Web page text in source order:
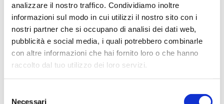
analizzare il nostro traffico. Condividiamo inoltre
informazioni sul modo in cui utilizzi il nostro sito con i
nostri partner che si occupano di analisi dei dati web,
pubblicità e social media, i quali potrebbero combinarle
con altre informazioni che hai fornito loro o che hanno
raccolto dal tuo utilizzo dei loro servizi.
Necessari
Дополнительные принадлежности
Альтернативная продукция
Запчасти